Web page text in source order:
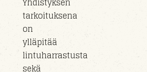
tarkoituksena
on
ylläpitää
lintuharrastusta
sekä